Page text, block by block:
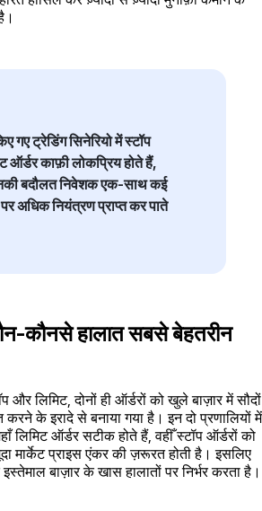
गए ट्रेडिंग सिनेरियो में स्टॉप
ऑर्डर काफ़ी लोकप्रिय होते हैं,
बदौलत निवेशक एक-साथ कई
अधिक नियंत्रण प्राप्त कर पाते
कौनसे हालात सबसे बेहतरीन
और लिमिट, दोनों ही ऑर्डरों को खुले बाज़ार में सौदों
करने के इरादे से बनाया गया है। इन दो प्रणालियों में
ऑर्डर सटीक होते हैं, वहीँ स्टॉप ऑर्डरों को
मार्केट प्राइस एंकर की ज़रूरत होती है। इसलिए
बाज़ार के खास हालातों पर निर्भर करता है।